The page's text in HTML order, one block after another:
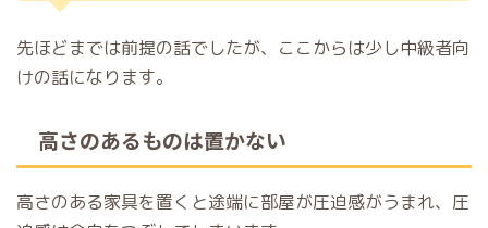
先ほどまでは前提の話でしたが、ここからは少し中級者向
けの話になります。
高さのあるものは置かない
高さのある家具を置くと途端に部屋が圧迫感がうまれ、圧